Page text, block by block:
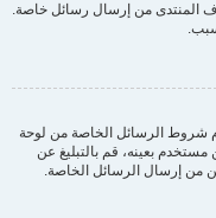
المنتدى من إرسال رسائل خاصة.
شروط الرسائل الخاصة من لوحة
بعينه، قم بالتبليغ عن
من إرسال الرسائل الخاصة.